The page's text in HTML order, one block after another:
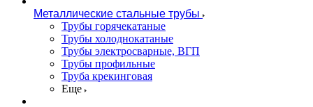
Металлические стальные трубы
Трубы горячекатаные
Трубы холоднокатаные
Трубы электросварные, ВГП
Трубы профильные
Труба крекинговая
Еще